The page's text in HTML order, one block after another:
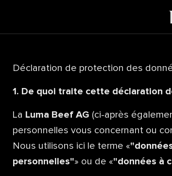
Déclaration de protection des
1. De quoi traite cette déclaration
La Luma Beef AG (ci-après
personnelles vous concernant ou
Nous utilisons ici le terme «
personnelles"» ou de «"données à